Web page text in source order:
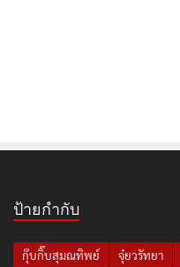
ป้ายกำกับ
กุ๊บกิ๊บสุมณทิพย์ จุ๋ยวรัทยา